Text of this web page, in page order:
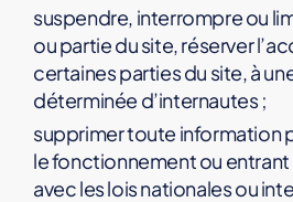
suspendre, interrompre ou
ou partie du site, réserver
certaines parties du site, à
déterminée d’internautes ;
supprimer toute information
le fonctionnement ou
avec les lois nationales ou